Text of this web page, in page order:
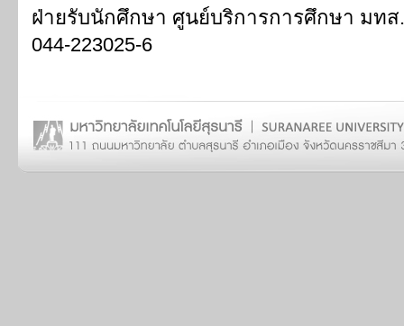
ฝ่ายรับนักศึกษา ศูนย์บริการการศึกษา มทส
044-223025-6